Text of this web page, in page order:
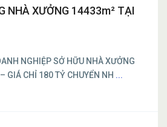
NHÀ XƯỞNG 14433m² TẠI
NGHIỆP SỞ HỮU NHÀ XƯỞNG
GIÁ CHỈ 180 TỶ CHUYỂN NH ...